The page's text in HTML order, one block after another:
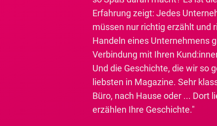
Erfahrung zeigt: Jedes
müssen nur richtig erzählt und
Handeln eines Unternehmens
Verbindung mit Ihren
Und die Geschichte, die wir so
liebsten in Magazine. Sehr
Büro, nach Hause oder ... Dort
erzählen Ihre Geschichte."